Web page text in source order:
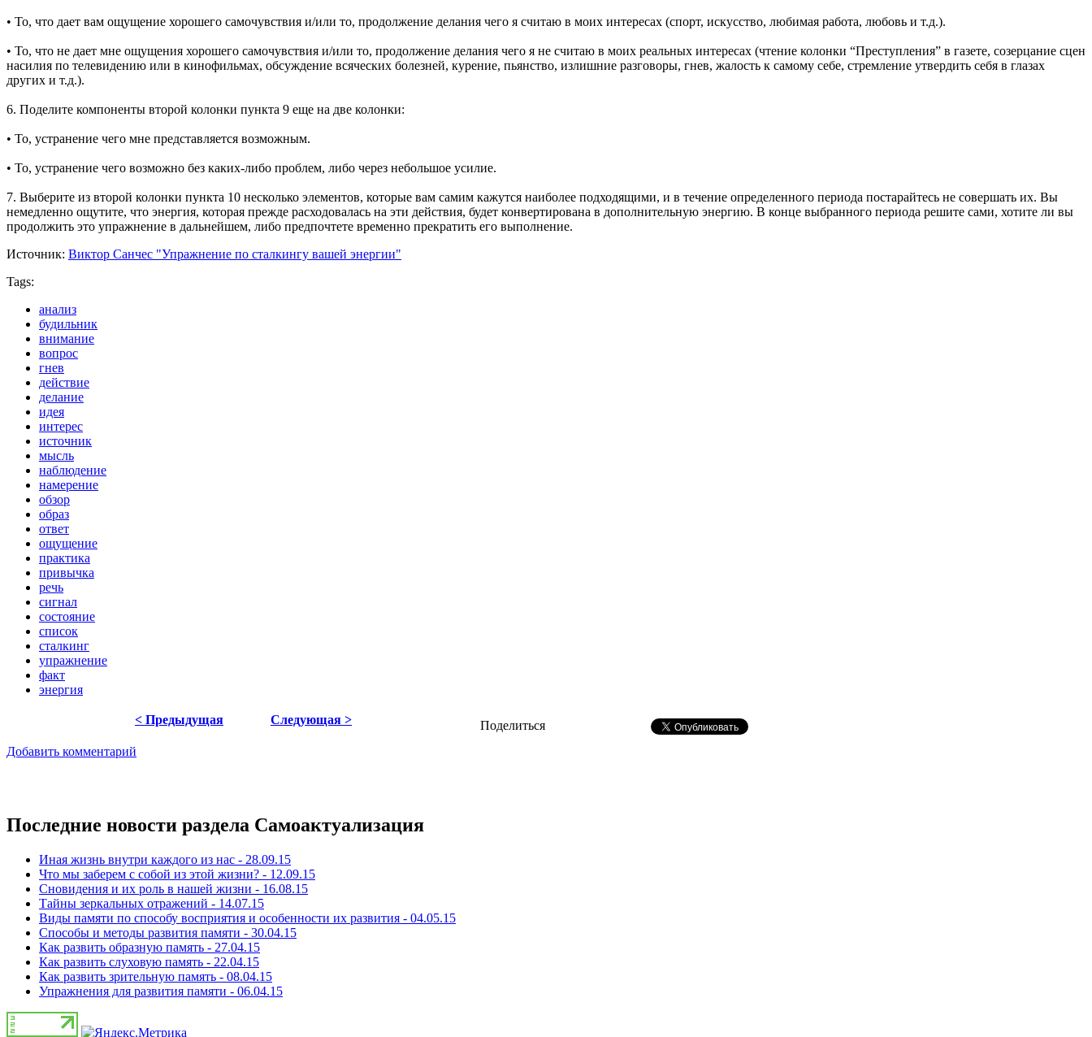
• То, что дает вам ощущение хорошего самочувствия и/или то, продолжение делания чего я считаю в моих интересах (спорт, искусство, любимая работа, любовь и т.д.).
• То, что не дает мне ощущения хорошего самочувствия и/или то, продолжение делания чего я не считаю в моих реальных интересах (чтение колонки “Преступления” в газете, созерцание сцен
насилия по телевидению или в кинофильмах, обсуждение всяческих болезней, курение, пьянство, излишние разговоры, гнев, жалость к самому себе, стремление утвердить себя в глазах
других и т.д.).
6. Поделите компоненты второй колонки пункта 9 еще на две колонки:
• То, устранение чего мне представляется возможным.
• То, устранение чего возможно без каких-либо проблем, либо через небольшое усилие.
7. Выберите из второй колонки пункта 10 несколько элементов, которые вам самим кажутся наиболее подходящими, и в течение определенного периода постарайтесь не совершать их. Вы
немедленно ощутите, что энергия, которая прежде расходовалась на эти действия, будет конвертирована в дополнительную энергию. В конце выбранного периода решите сами, хотите ли вы
продолжить это упражнение в дальнейшем, либо предпочтете временно прекратить его выполнение.
Источник: Виктор Санчес "Упражнение по сталкингу вашей энергии"
Tags:
анализ
будильник
внимание
вопрос
гнев
действие
делание
идея
интерес
источник
мысль
наблюдение
намерение
обзор
образ
ответ
ощущение
практика
привычка
речь
сигнал
состояние
список
сталкинг
упражнение
факт
энергия
Поделиться
< Предыдущая Следующая >
Добавить комментарий
Последние новости раздела Самоактуализация
Иная жизнь внутри каждого из нас - 28.09.15
Что мы заберем с собой из этой жизни? - 12.09.15
Сновидения и их роль в нашей жизни - 16.08.15
Тайны зеркальных отражений - 14.07.15
Виды памяти по способу восприятия и особенности их развития - 04.05.15
Способы и ᴍетоды развития паᴍяти - 30.04.15
Как развить образную память - 27.04.15
Как развить слуховую память - 22.04.15
Как развить зрительную память - 08.04.15
Упражнения для развития памяти - 06.04.15